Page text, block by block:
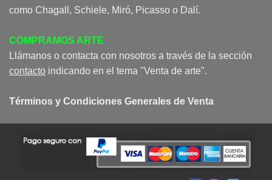
como Chagall, Schiele, Miró, Picasso o Dalí.
COMPRAMOS ARTE
Llámanos o contacta con nosotros a través de la sección
contacto indicando en el tema "Venta de arte".
Términos y Condiciones Generales de Venta